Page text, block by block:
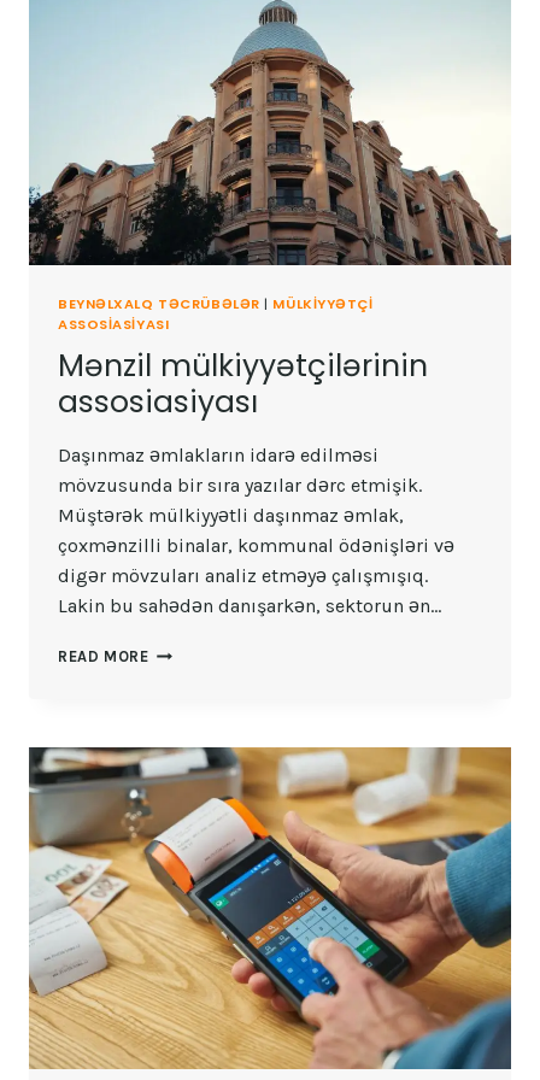
BEYNƏLXALQ TƏCRÜBƏLƏR | MÜLKIYYƏTÇI
ASSOSIASIYASI
Mənzil mülkiyyətçilərinin
assosiasiyası
Daşınmaz əmlakların idarə edilməsi
mövzusunda bir sıra yazılar dərc etmişik.
Müştərək mülkiyyətli daşınmaz əmlak,
çoxmənzilli binalar, kommunal ödənişləri və
digər mövzuları analiz etməyə çalışmışıq.
Lakin bu sahədən danışarkən, sektorun ən…
READ MORE MƏNZIL